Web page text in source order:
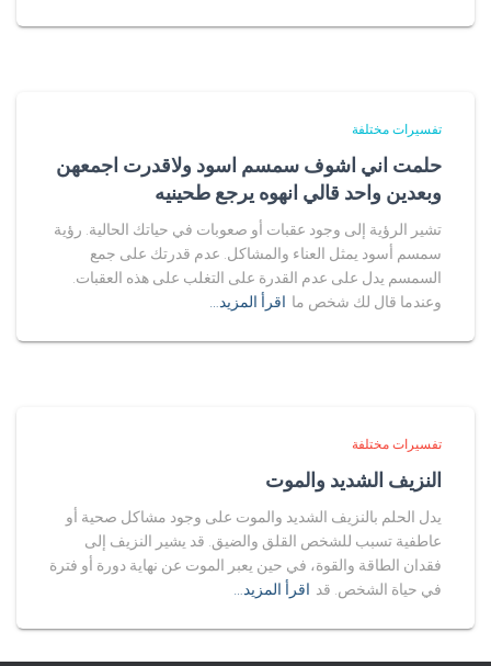
تفسيرات مختلفة
حلمت اني اشوف سمسم اسود ولاقدرت اجمعهن
وبعدين واحد قالي انهوه يرجع طحينيه
تشير الرؤية إلى وجود عقبات أو صعوبات في حياتك الحالية. رؤية
سمسم أسود يمثل العناء والمشاكل. عدم قدرتك على جمع
السمسم يدل على عدم القدرة على التغلب على هذه العقبات.
وعندما قال لك شخص ما اقرأ المزيد…
تفسيرات مختلفة
النزيف الشديد والموت
يدل الحلم بالنزيف الشديد والموت على وجود مشاكل صحية أو
عاطفية تسبب للشخص القلق والضيق. قد يشير النزيف إلى
فقدان الطاقة والقوة، في حين يعبر الموت عن نهاية دورة أو فترة
في حياة الشخص. قد اقرأ المزيد…